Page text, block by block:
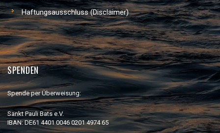
Haftungsausschluss (Disclaimer)
SPENDEN
Spende per Überweisung:
Sankt Pauli Bats e.V.
IBAN: DE61 4401 0046 0201 4974 65